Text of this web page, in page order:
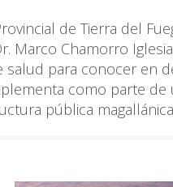
de Tierra del
Chamorro
salud para conocer en
como parte
pública